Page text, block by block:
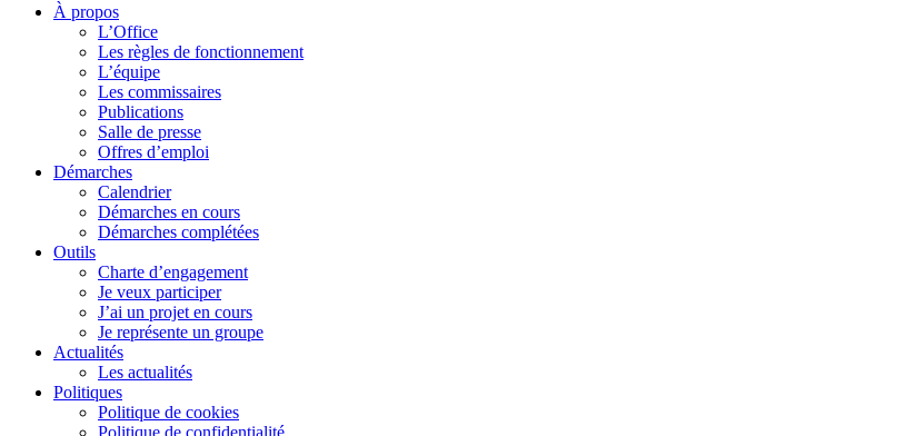
À propos
L’Office
Les règles de fonctionnement
L’équipe
Les commissaires
Publications
Salle de presse
Offres d’emploi
Démarches
Calendrier
Démarches en cours
Démarches complétées
Outils
Charte d’engagement
Je veux participer
J’ai un projet en cours
Je représente un groupe
Actualités
Les actualités
Politiques
Politique de cookies
Politique de confidentialité